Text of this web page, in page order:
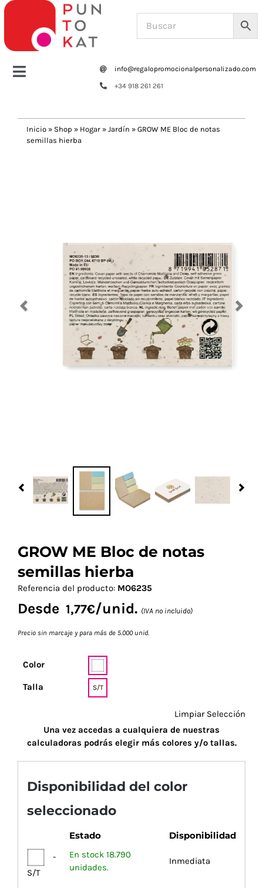
Saltar
contenido
Toggle
Tazas y botellas
Navidad 🎄 Invierno
info@regalopromocionalpersonalizado.com
+34 918 261 261
Inicio » Shop » Hogar » Jardín » GROW ME Bloc de notas
semillas hierba
Previous
GROW ME Bloc de notas
semillas hierba
Referencia del producto: MO6235
Desde 1,77€/unid. (IVA no incluido)
Precio sin marcaje y para más de 5.000 unid.
Color
Talla S/T
Limpiar Selección
Una vez accedas a cualquiera de nuestras
calculadoras podrás elegir más colores y/o tallas.
Disponibilidad del color
seleccionado
Estado Disponibilidad
-
S/T
En stock 18.790
unidades.
Inmediata